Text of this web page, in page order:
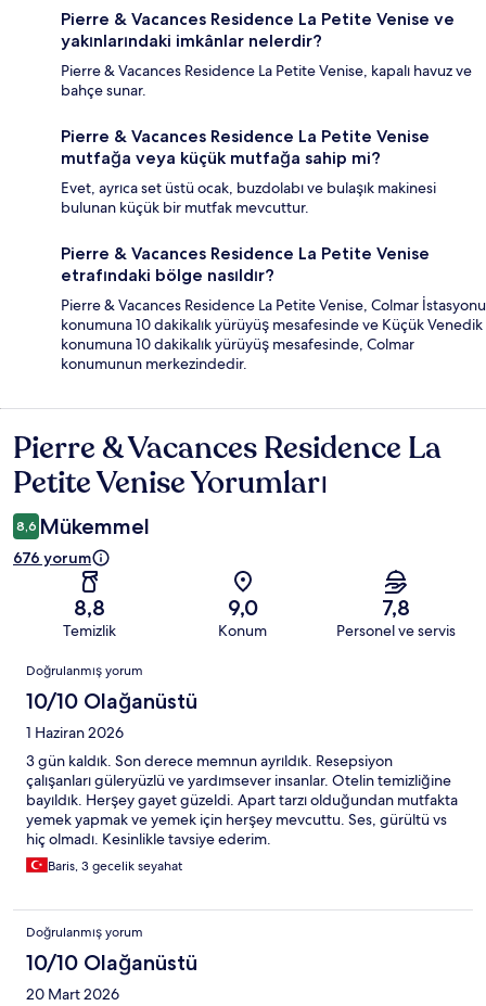
Pierre & Vacances Residence La Petite Venise ve
yakınlarındaki imkânlar nelerdir?
Pierre & Vacances Residence La Petite Venise, kapalı havuz ve
bahçe sunar.
Pierre & Vacances Residence La Petite Venise
mutfağa veya küçük mutfağa sahip mi?
Evet, ayrıca set üstü ocak, buzdolabı ve bulaşık makinesi
bulunan küçük bir mutfak mevcuttur.
Pierre & Vacances Residence La Petite Venise
etrafındaki bölge nasıldır?
Pierre & Vacances Residence La Petite Venise, Colmar İstasyonu
konumuna 10 dakikalık yürüyüş mesafesinde ve Küçük Venedik
konumuna 10 dakikalık yürüyüş mesafesinde, Colmar
konumunun merkezindedir.
Yorumlar
Pierre & Vacances Residence La
Petite Venise Yorumları
8,6 Mükemmel
676 yorum
8,8
Temizlik
9,0
Konum
7,8
Personel ve servis
Yorumlar
Doğrulanmış yorum
10/10 Olağanüstü
1 Haziran 2026
3 gün kaldık. Son derece memnun ayrıldık. Resepsiyon
çalışanları güleryüzlü ve yardımsever insanlar. Otelin temizliğine
bayıldık. Herşey gayet güzeldi. Apart tarzı olduğundan mutfakta
yemek yapmak ve yemek için herşey mevcuttu. Ses, gürültü vs
hiç olmadı. Kesinlikle tavsiye ederim.
Baris, 3 gecelik seyahat
Doğrulanmış yorum
10/10 Olağanüstü
20 Mart 2026